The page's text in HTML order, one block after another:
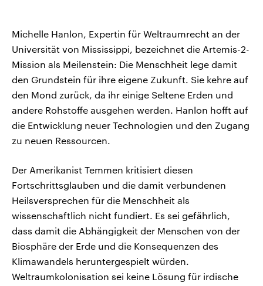
Michelle Hanlon, Expertin für Weltraumrecht an der
Universität von Mississippi, bezeichnet die Artemis-2-
Mission als Meilenstein: Die Menschheit lege damit
den Grundstein für ihre eigene Zukunft. Sie kehre auf
den Mond zurück, da ihr einige Seltene Erden und
andere Rohstoffe ausgehen werden. Hanlon hofft auf
die Entwicklung neuer Technologien und den Zugang
zu neuen Ressourcen.
Der Amerikanist Temmen kritisiert diesen
Fortschrittsglauben und die damit verbundenen
Heilsversprechen für die Menschheit als
wissenschaftlich nicht fundiert. Es sei gefährlich,
dass damit die Abhängigkeit der Menschen von der
Biosphäre der Erde und die Konsequenzen des
Klimawandels heruntergespielt würden.
Weltraumkolonisation sei keine Lösung für irdische